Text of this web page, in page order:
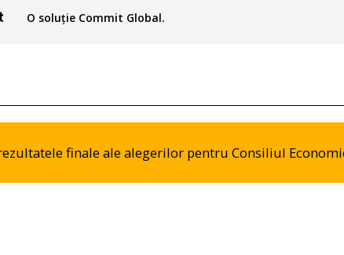
O soluție Commit Global.
finale ale alegerilor pentru Consiliul